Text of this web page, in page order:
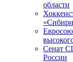
области
Сенат
России